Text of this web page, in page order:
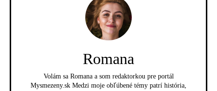
Romana
Volám sa Romana a som redaktorkou pre portál
Mysmezeny.sk Medzi moje obľúbené témy patrí história,